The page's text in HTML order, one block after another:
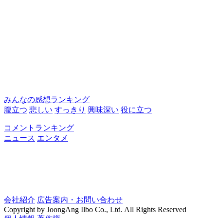
みんなの感想ランキング
腹立つ 悲しい すっきり 興味深い 役に立つ
コメントランキング
ニュース エンタメ
会社紹介 広告案内・お問い合わせ
Copyright by JoongAng Ilbo Co., Ltd. All Rights Reserved